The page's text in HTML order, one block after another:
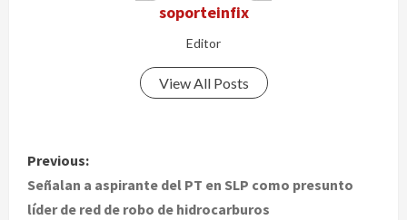
soporteinfix
Editor
View All Posts
P
o
Previous:
Señalan a aspirante del PT en SLP como presunto
líder de red de robo de hidrocarburos